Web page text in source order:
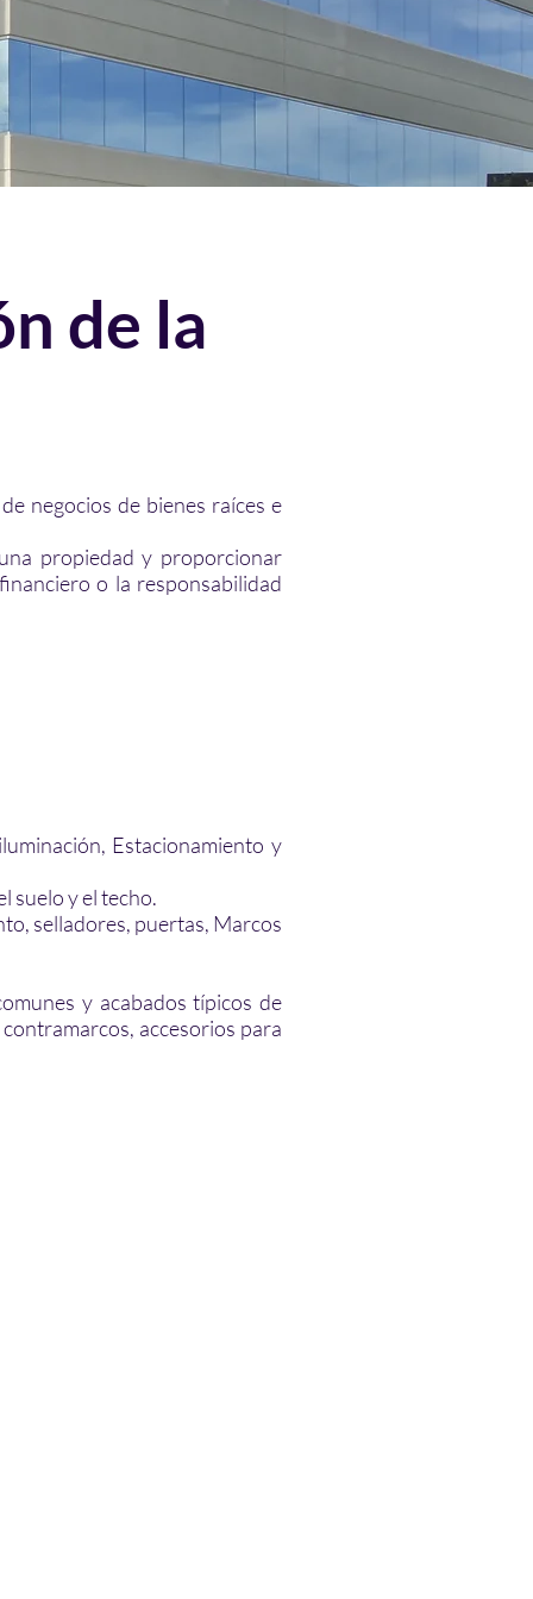
de la
negocios de bienes raíces e
propiedad y proporcionar
o la responsabilidad
Estacionamiento y
suelo y el techo.
selladores, puertas, Marcos
y acabados típicos de
accesorios para